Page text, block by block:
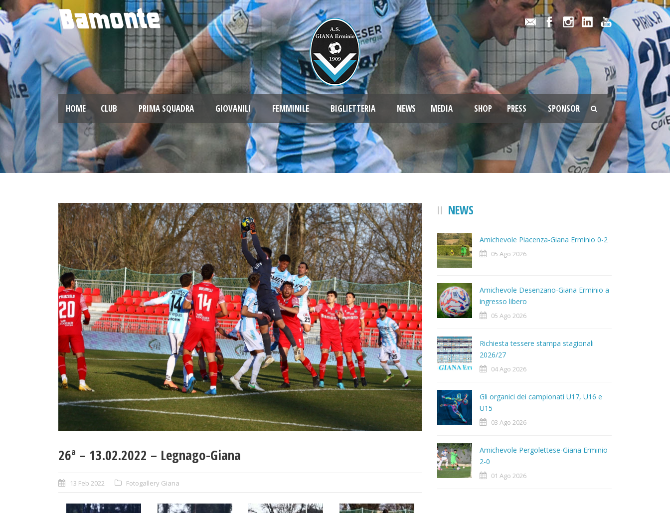
HOME CLUB PRIMA SQUADRA GIOVANILI FEMMINILE BIGLIETTERIA NEWS MEDIA SHOP PRESS SPONSOR
26ª – 13.02.2022 – Legnago-Giana
13 Feb 2022 Fotogallery Giana
NEWS
Amichevole Piacenza-Giana Erminio 0-2
05 Ago 2026
Amichevole Desenzano-Giana Erminio a
ingresso libero
05 Ago 2026
Richiesta tessere stampa stagionali
2026/27
04 Ago 2026
Gli organici dei campionati U17, U16 e
U15
03 Ago 2026
Amichevole Pergolettese-Giana Erminio
2-0
01 Ago 2026